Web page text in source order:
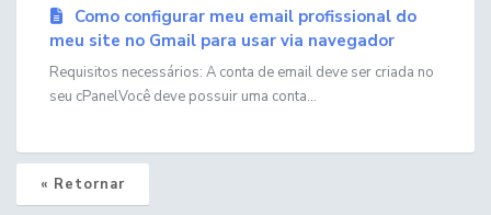
Como configurar meu email profissional do
meu site no Gmail para usar via navegador
Requisitos necessários: A conta de email deve ser criada no
seu cPanelVocê deve possuir uma conta...
« Retornar